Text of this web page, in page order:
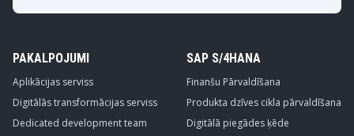
PAKALPOJUMI
Aplikācijas serviss
Digitālās transformācijas serviss
Dedicated development team
SAP S/4HANA
Finanšu Pārvaldīšana
Produkta dzīves cikla pārvaldīšana
Digitālā piegādes ķēde